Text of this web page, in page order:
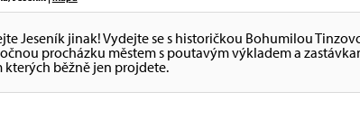
Jeseník jinak! Vydejte se s historičkou Bohumilou
procházku městem s poutavým výkladem a
kterých běžně jen projdete.